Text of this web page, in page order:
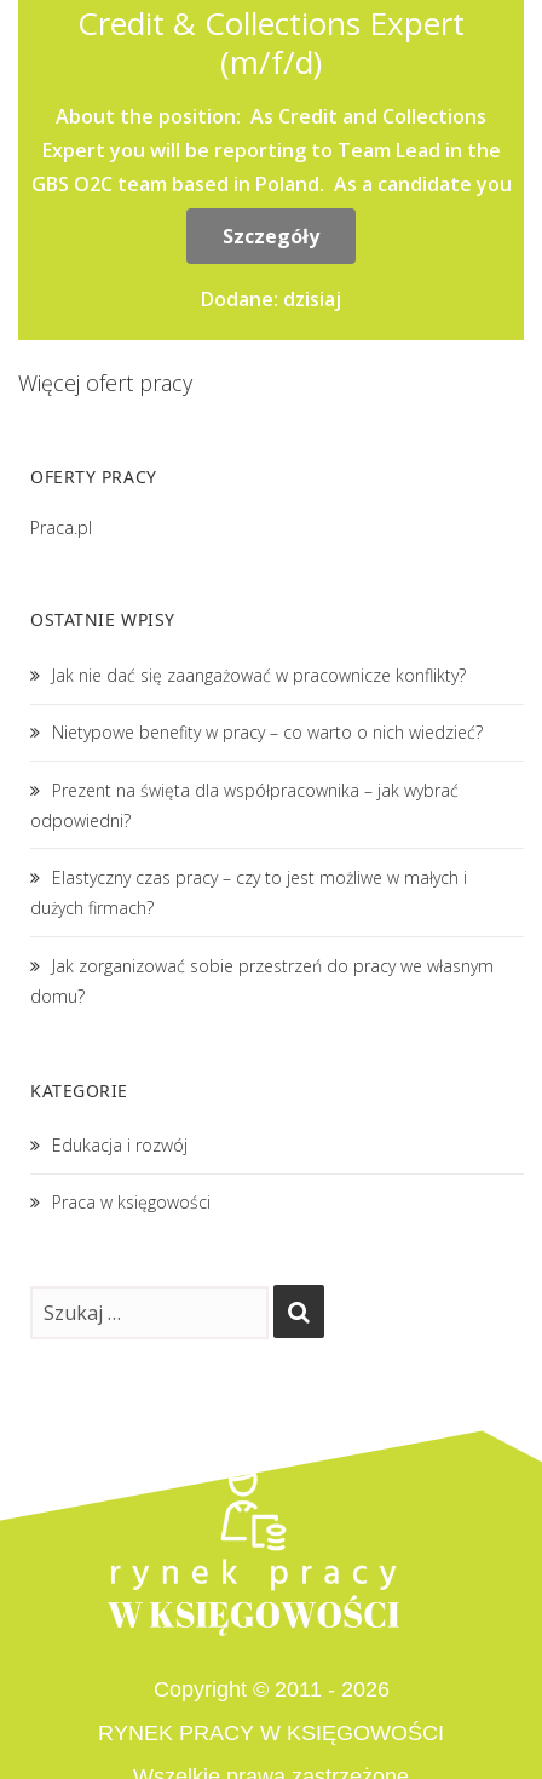
Credit & Collections Expert
(m/f/d)
About the position: As Credit and Collections
Expert you will be reporting to Team Lead in the
GBS O2C team based in Poland. As a candidate you
Szczegóły
Dodane: dzisiaj
Więcej ofert pracy
OFERTY PRACY
Praca.pl
OSTATNIE WPISY
Jak nie dać się zaangażować w pracownicze konflikty?
Nietypowe benefity w pracy – co warto o nich wiedzieć?
Prezent na święta dla współpracownika – jak wybrać
odpowiedni?
Elastyczny czas pracy – czy to jest możliwe w małych i
dużych firmach?
Jak zorganizować sobie przestrzeń do pracy we własnym
domu?
KATEGORIE
Edukacja i rozwój
Praca w księgowości
Copyright © 2011 - 2026
RYNEK PRACY W KSIĘGOWOŚCI